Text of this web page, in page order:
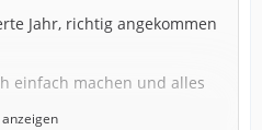
Jahr, richtig angekommen
einfach machen und alles